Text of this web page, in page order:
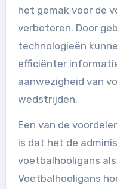
het gemak voor de
verbeteren. Door
technologieën
efficiënter
aanwezigheid van
wedstrijden.
Een van de
is dat het de
voetbalhooligans
Voetbalhooligans